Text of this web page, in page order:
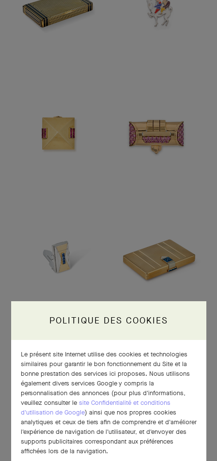
POLITIQUE DES COOKIES
Le présent site Internet utilise des cookies et technologies
similaires pour garantir le bon fonctionnement du Site et la
bonne prestation des services ici proposes. Nous utilisons
également divers services Google y compris la
personnalisation des annonces (pour plus d'informations,
veuillez consulter le site Confidentialité et conditions
d'utilisation de Google) ainsi que nos propres cookies
analytiques et ceux de tiers afin de comprendre et d'améliorer
l'expérience de navigation de l'utilisateur, et d'envoyer des
supports publicitaires correspondant aux préférences
affichées lors de la navigation.